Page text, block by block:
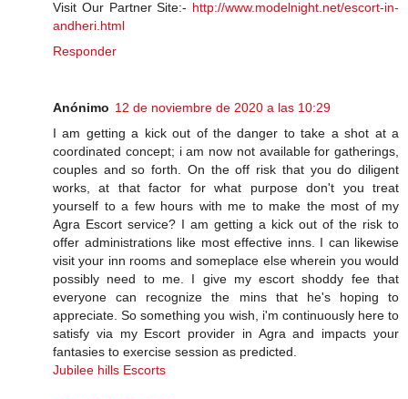
Visit Our Partner Site:- http://www.modelnight.net/escort-in-
andheri.html
Responder
Anónimo 12 de noviembre de 2020 a las 10:29
I am getting a kick out of the danger to take a shot at a
coordinated concept; i am now not available for gatherings,
couples and so forth. On the off risk that you do diligent
works, at that factor for what purpose don't you treat
yourself to a few hours with me to make the most of my
Agra Escort service? I am getting a kick out of the risk to
offer administrations like most effective inns. I can likewise
visit your inn rooms and someplace else wherein you would
possibly need to me. I give my escort shoddy fee that
everyone can recognize the mins that he's hoping to
appreciate. So something you wish, i'm continuously here to
satisfy via my Escort provider in Agra and impacts your
fantasies to exercise session as predicted.
Jubilee hills Escorts